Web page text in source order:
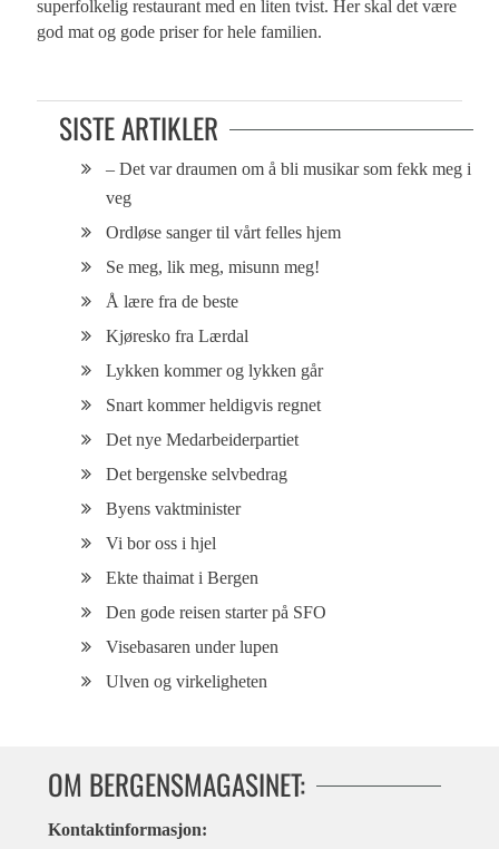
superfolkelig restaurant med en liten tvist. Her skal det være
god mat og gode priser for hele familien.
SISTE ARTIKLER
– Det var draumen om å bli musikar som fekk meg i
veg
Ordløse sanger til vårt felles hjem
Se meg, lik meg, misunn meg!
Å lære fra de beste
Kjøresko fra Lærdal
Lykken kommer og lykken går
Snart kommer heldigvis regnet
Det nye Medarbeiderpartiet
Det bergenske selvbedrag
Byens vaktminister
Vi bor oss i hjel
Ekte thaimat i Bergen
Den gode reisen starter på SFO
Visebasaren under lupen
Ulven og virkeligheten
OM BERGENSMAGASINET:
Kontaktinformasjon: